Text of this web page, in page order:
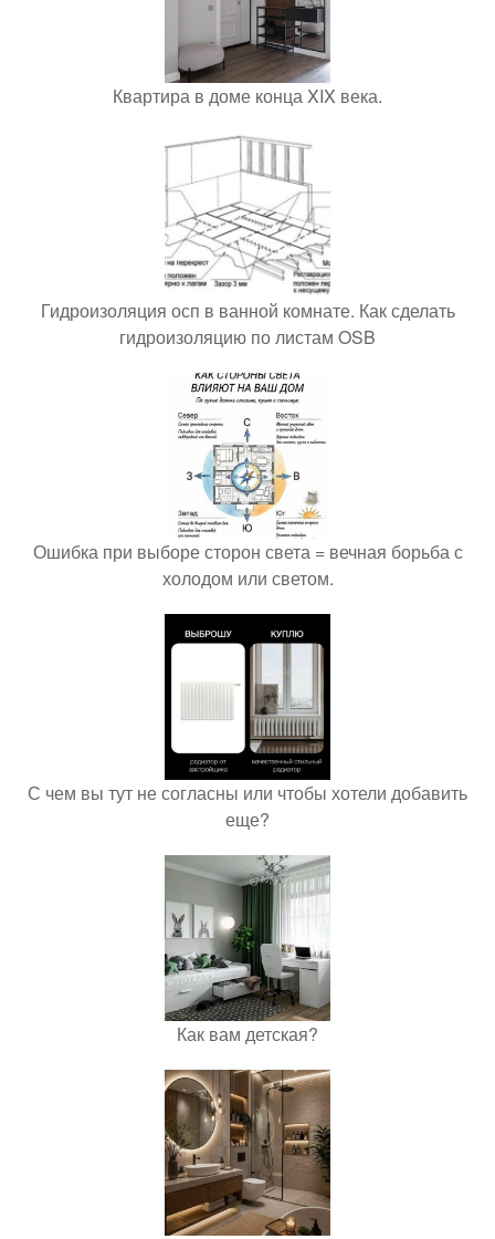
Квартира в доме конца XIX века.
Гидроизоляция осп в ванной комнате. Как сделать
гидроизоляцию по листам OSB
Ошибка при выборе сторон света = вечная борьба с
холодом или светом.
С чем вы тут не согласны или чтобы хотели добавить
еще?
Как вам детская?